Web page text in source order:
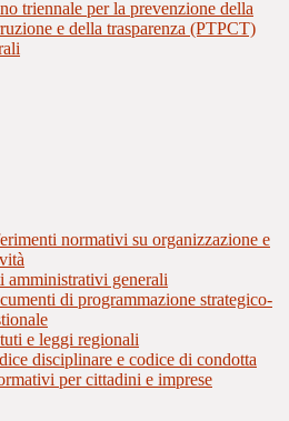
triennale per la prevenzione della
e della trasparenza (PTPCT)
normativi su organizzazione e
amministrativi generali
di programmazione strategico-
e leggi regionali
disciplinare e codice di condotta
per cittadini e imprese